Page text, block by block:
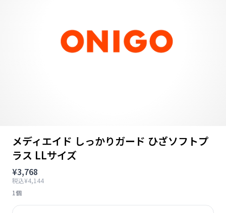
メディエイド しっかりガード ひざソフトプ
ラス LLサイズ
¥3,768
税込¥4,144
1個